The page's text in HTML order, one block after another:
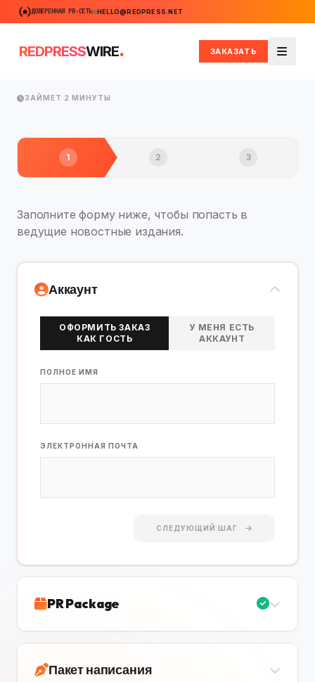
ДОВЕРЕННАЯ PR-СЕТЬ HELLO@REDPRESS.NET
REDPRESSWIRE. ЗАКАЗАТЬ
Меню
ЗАЙМЕТ 2 МИНУТЫ
1 2 3
Заполните форму ниже, чтобы попасть в
ведущие новостные издания.
Аккаунт
ОФОРМИТЬ ЗАКАЗ
КАК ГОСТЬ
У МЕНЯ ЕСТЬ
АККАУНТ
ПОЛНОЕ ИМЯ
ЭЛЕКТРОННАЯ ПОЧТА
СЛЕДУЮЩИЙ ШАГ
PR Package
Пакет написания